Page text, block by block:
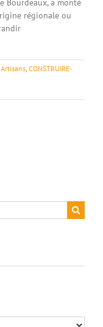
Bourdeaux, a monté
régionale ou
Artisans, CONSTRUIRE-